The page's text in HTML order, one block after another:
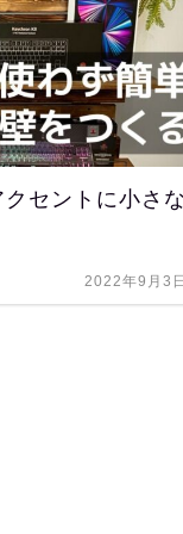
クセントに小さ
2022年9月3